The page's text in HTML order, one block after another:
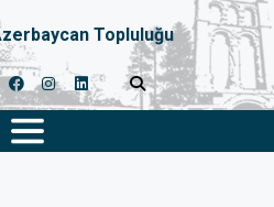
Topluluğu